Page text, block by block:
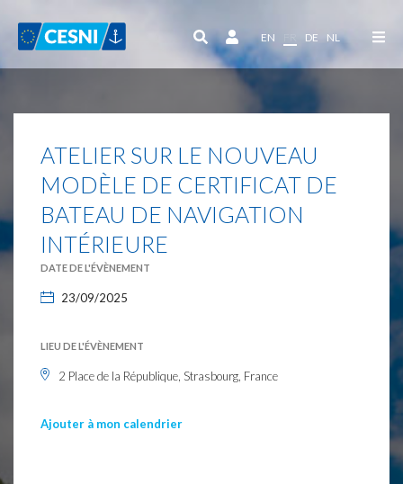
EN DE NL
ATELIER SUR LE NOUVEAU
MODÈLE DE CERTIFICAT DE
BATEAU DE NAVIGATION
INTÉRIEURE
DATE DE L'ÉVÈNEMENT
23/09/2025
LIEU DE L'ÉVÈNEMENT
2 Place de la République, Strasbourg, France
Ajouter à mon calendrier